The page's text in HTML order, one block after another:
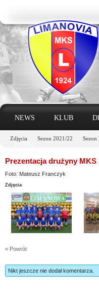
NEWS KLUB
Zdjęcia Sezon 2021/22 Sezon
LINKI
Prezentacja drużyny MKS
Foto: Mateusz Franczyk
Zdjęcia
« Powrót
Nikt jeszcze nie dodał komentarza.